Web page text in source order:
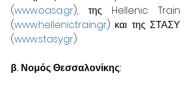
(www.oasa.gr), της Hellenic Train
(www.hellenictrain.gr) και της ΣΤΑΣΥ
(www.stasy.gr).
β. Νομός Θεσσαλονίκης: